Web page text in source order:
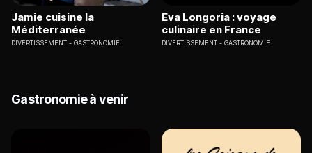
Jamie cuisine la
Méditerranée
DIVERTISSEMENT GASTRONOMIE
Eva Longoria : voyage
culinaire en France
DIVERTISSEMENT GASTRONOMIE
Gastronomie à venir